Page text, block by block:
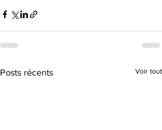
Posts récents Voir tout